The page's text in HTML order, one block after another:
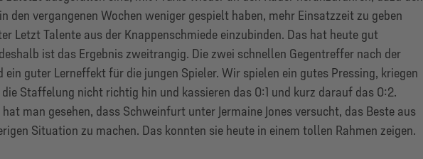
den vergangenen Wochen weniger gespielt haben, mehr Einsatzzeit zu geben
Letzt Talente aus der Knappenschmiede einzubinden. Das hat heute gut
ist das Ergebnis zweitrangig. Die zwei schnellen Gegentreffer nach der
ein guter Lerneffekt für die jungen Spieler. Wir spielen ein gutes Pressing, kriegen
Staffelung nicht richtig hin und kassieren das 0:1 und kurz darauf das 0:2.
man gesehen, dass Schweinfurt unter Jermaine Jones versucht, das Beste aus
Situation zu machen. Das konnten sie heute in einem tollen Rahmen zeigen.